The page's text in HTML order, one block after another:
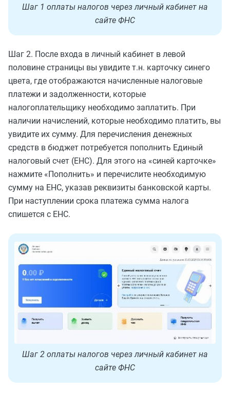
Шаг 1 оплаты налогов через личный кабинет на
сайте ФНС
Шаг 2. После входа в личный кабинет в левой
половине страницы вы увидите т.н. карточку синего
цвета, где отображаются начисленные налоговые
платежи и задолженности, которые
налогоплательщику необходимо заплатить. При
наличии начислений, которые необходимо платить, вы
увидите их сумму. Для перечисления денежных
средств в бюджет потребуется пополнить Единый
налоговый счет (ЕНС). Для этого на «синей карточке»
нажмите «Пополнить» и перечислите необходимую
сумму на ЕНС, указав реквизиты банковской карты.
При наступлении срока платежа сумма налога
спишется с ЕНС.
Шаг 2 оплаты налогов через личный кабинет на
сайте ФНС